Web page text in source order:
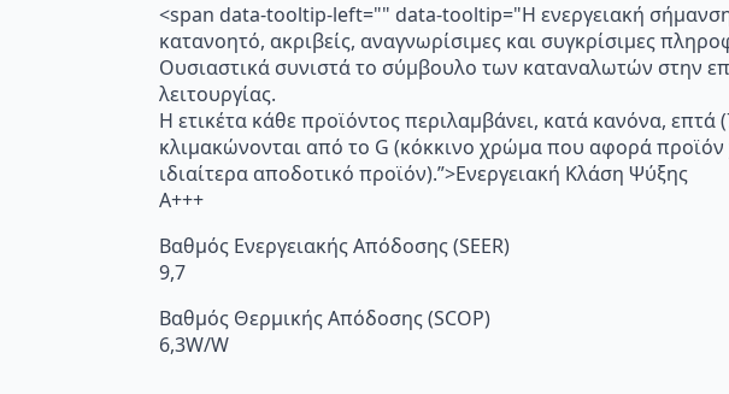
<span data-tooltip-left="" data-tooltip="Η ενεργειακή
κατανοητό, ακριβείς, αναγνωρίσιμες και συγκρίσιμες
Ουσιαστικά συνιστά το σύμβουλο των καταναλωτών στην
λειτουργίας.
Η ετικέτα κάθε προϊόντος περιλαμβάνει, κατά κανόνα,
κλιμακώνονται από το G (κόκκινο χρώμα που αφορά
ιδιαίτερα αποδοτικό προϊόν).”>Ενεργειακή Κλάση Ψύξης
A+++
Βαθμός Ενεργειακής Απόδοσης (SEER)
9,7
Βαθμός Θερμικής Απόδοσης (SCOP)
6,3W/W